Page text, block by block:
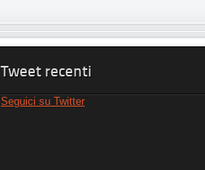
Tweet recenti
Seguici su Twitter